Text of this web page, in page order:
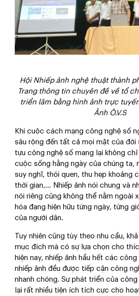
Hội Nhiếp ảnh nghệ thuật thành
Trang thông tin chuyên đề về tổ
triển lãm bằng hình ảnh trực
Ảnh Ô.V.S
Khi cuộc cách mạng công nghệ số
sâu rộng đến tất cả mọi mặt của đời
tựu công nghệ số mang lại không
cuộc sống hằng ngày của chúng ta,
suy nghĩ, thói quen, thu hẹp khoảng
thời gian,... Nhiếp ảnh nói chung và
nói riêng cũng không thể nằm ngoài
hóa đang hiện hữu từng ngày, từng
của người dân.
Tuy nhiên cũng tùy theo nhu cầu,
mục đích mà có sự lựa chọn cho
hiện nay, nhiếp ảnh hầu hết các
nhiếp ảnh đều được tiếp cận công
nhanh chóng. Sự phát triển của
lại rất nhiều tiện ích tích cực cho